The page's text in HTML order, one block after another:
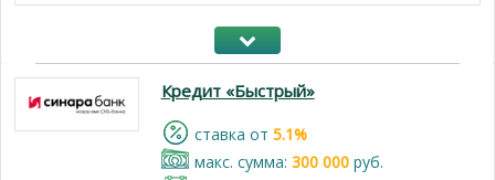
Кредит «Быстрый»
cтавка от 5.1%
макс. сумма: 300 000руб.